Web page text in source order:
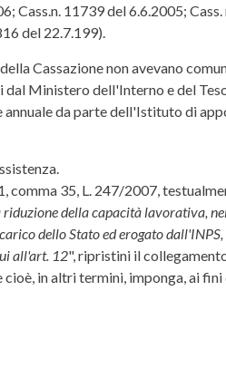
Cass.n. 11739 del 6.6.2005; Cass.
del 22.7.199).
Cassazione non avevano
dal Ministero dell'Interno e del
annuale da parte dell'Istituto di
comma 35, L. 247/2007,
della capacità lavorativa,
dello Stato ed erogato dall'INPS,
all'art. 12", ripristini il
in altri termini, imponga, ai fini